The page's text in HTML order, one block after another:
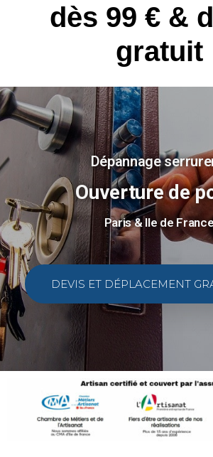
dès 99 € &
gratuit
Dépannage
Ouverture de
Paris & Ile de France
DEVIS ET DÉPLACEMENT